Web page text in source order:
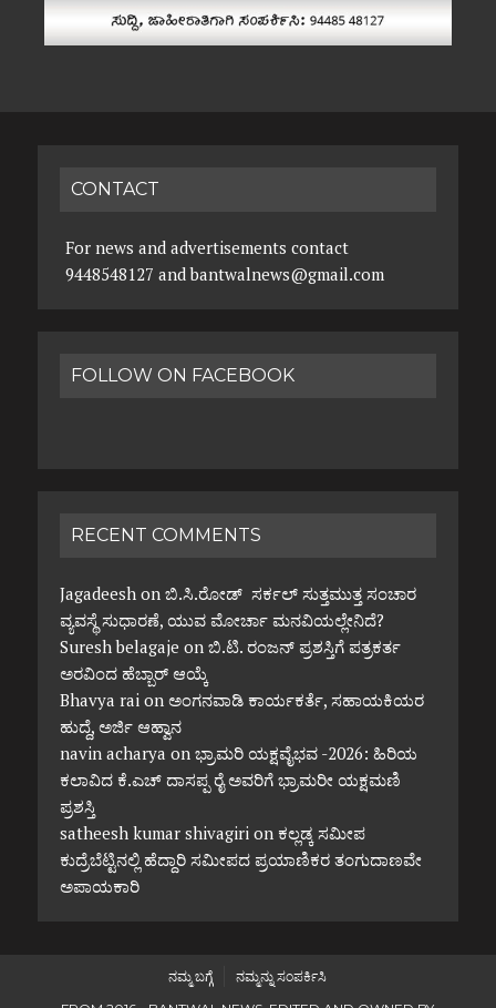
CONTACT
For news and advertisements contact
9448548127 and bantwalnews@gmail.com
FOLLOW ON FACEBOOK
RECENT COMMENTS
Jagadeeshon ಬಿ.ಸಿ.ರೋಡ್ ಸರ್ಕಲ್ ಸುತ್ತಮುತ್ತ ಸಂಚಾರ
ವ್ಯವಸ್ಥೆ ಸುಧಾರಣೆ, ಯುವ ಮೋರ್ಚಾ ಮನವಿಯಲ್ಲೇನಿದೆ?
Suresh belagaje on ಬಿ.ಟಿ. ರಂಜನ್ ಪ್ರಶಸ್ತಿಗೆ ಪತ್ರಕರ್ತ
ಅರವಿಂದ ಹೆಬ್ಬಾರ್ ಆಯ್ಕೆ
Bhavya raion ಅಂಗನವಾಡಿ ಕಾರ್ಯಕರ್ತೆ, ಸಹಾಯಕಿಯರ
ಹುದ್ದೆ, ಅರ್ಜಿ ಆಹ್ವಾನ
navin acharya on ಭ್ರಾಮರಿ ಯಕ್ಷವೈಭವ -2026: ಹಿರಿಯ
ಕಲಾವಿದ ಕೆ.ಎಚ್ ದಾಸಪ್ಪ ರೈ ಅವರಿಗೆ ಭ್ರಾಮರೀ ಯಕ್ಷಮಣಿ
ಪ್ರಶಸ್ತಿ
satheesh kumar shivagirion ಕಲ್ಲಡ್ಕ ಸಮೀಪ
ಕುದ್ರೆಬೆಟ್ಟಿನಲ್ಲಿ ಹೆದ್ದಾರಿ ಸಮೀಪದ ಪ್ರಯಾಣಿಕರ ತಂಗುದಾಣವೇ
ಅಪಾಯಕಾರಿ
ನಮ್ಮ ಬಗ್ಗೆ
ನಮ್ಮನ್ನು ಸಂಪರ್ಕಿಸಿ